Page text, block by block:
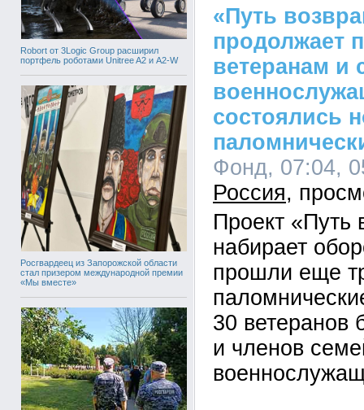
Robort от 3Logic Group расширил
портфель роботами Unitree A2 и A2-W
Росгвардеец из Запорожской области
стал призером международной премии
«Мы вместе»
«Путь
продолжает
ветеранам и
состоялись
Фонд, 07:04,
Россия
Проект «Путь
набирает
прошли еще
30 ветеранов
и членов